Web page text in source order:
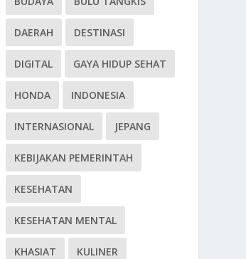
DAERAH DESTINASI
DIGITAL GAYA HIDUP SEHAT
HONDA INDONESIA
INTERNASIONAL JEPANG
KEBIJAKAN PEMERINTAH
KESEHATAN
KESEHATAN MENTAL
KHASIAT KULINER